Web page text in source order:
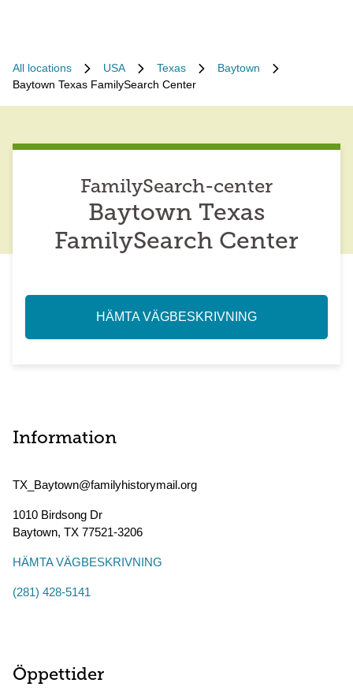
All locations USA Texas
Baytown
Baytown Texas FamilySearch Center
FamilySearch-center
Baytown Texas
FamilySearch Center
HÄMTA VÄGBESKRIVNING
Information
TX_Baytown@familyhistorymail.org
1010 Birdsong Dr
Baytown, TX 77521-3206
HÄMTA VÄGBESKRIVNING
(281) 428-5141
Öppettider